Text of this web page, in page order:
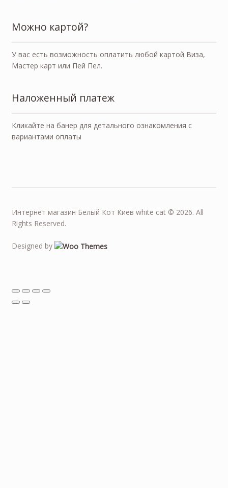
Можно картой?
У вас есть возможность оплатить любой картой Виза,
Мастер карт или Пей Пел.
Наложенный платеж
Кликайте на банер для детального ознакомления с
вариантами оплаты
Интернет магазин Белый Кот Киев white cat © 2026. All
Rights Reserved.
Designed by